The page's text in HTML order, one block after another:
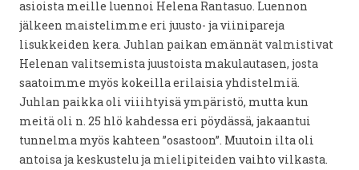
asioista meille luennoi Helena Rantasuo. Luennon
jälkeen maistelimme eri juusto- ja viinipareja
lisukkeiden kera. Juhlan paikan emännät valmistivat
Helenan valitsemista juustoista makulautasen, josta
saatoimme myös kokeilla erilaisia yhdistelmiä.
Juhlan paikka oli viiihtyisä ympäristö, mutta kun
meitä oli n. 25 hlö kahdessa eri pöydässä, jakaantui
tunnelma myös kahteen ”osastoon”. Muutoin ilta oli
antoisa ja keskustelu ja mielipiteiden vaihto vilkasta.